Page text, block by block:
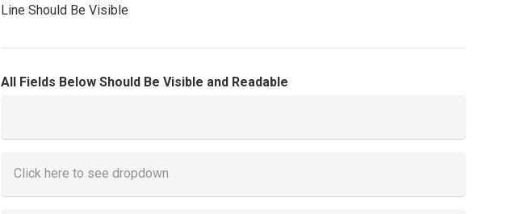
Line Should Be Visible
All Fields Below Should Be Visible and Readable